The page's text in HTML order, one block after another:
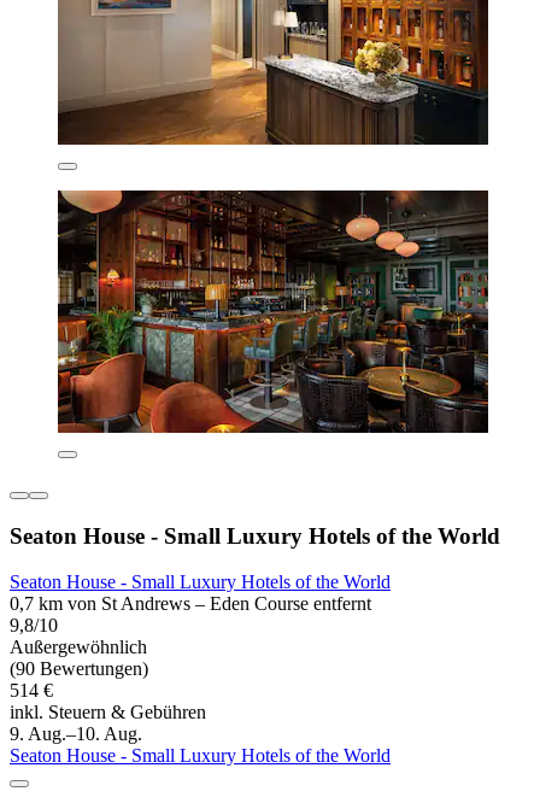
Seaton House - Small Luxury Hotels of the World
Seaton House - Small Luxury Hotels of the World
0,7 km von St Andrews – Eden Course entfernt
9,8/10
Außergewöhnlich
(90 Bewertungen)
514 €
inkl. Steuern & Gebühren
9. Aug.–10. Aug.
Seaton House - Small Luxury Hotels of the World